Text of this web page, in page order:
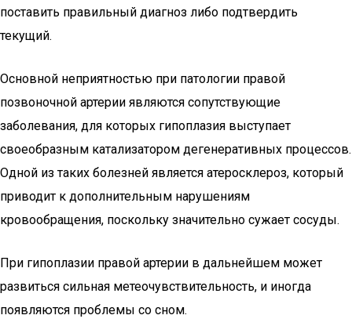
поставить правильный диагноз либо подтвердить
текущий.
Основной неприятностью при патологии правой
позвоночной артерии являются сопутствующие
заболевания, для которых гипоплазия выступает
своеобразным катализатором дегенеративных процессов.
Одной из таких болезней является атеросклероз, который
приводит к дополнительным нарушениям
кровообращения, поскольку значительно сужает сосуды.
При гипоплазии правой артерии в дальнейшем может
развиться сильная метеочувствительность, и иногда
появляются проблемы со сном.